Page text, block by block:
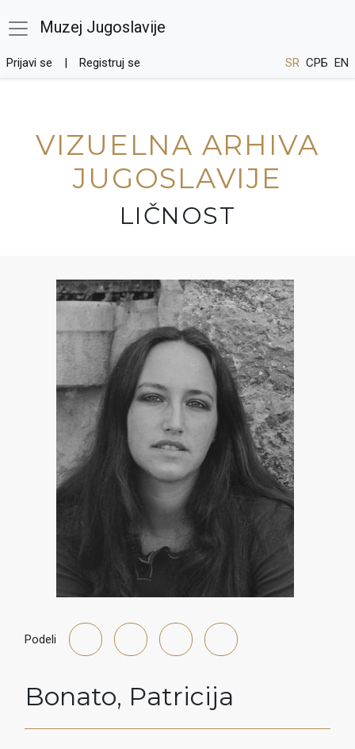
Muzej Jugoslavije
Prijavi se Registruj se SR СРБ EN
VIZUELNA ARHIVA
JUGOSLAVIJE
LIČNOST
Podeli
Bonato, Patricija